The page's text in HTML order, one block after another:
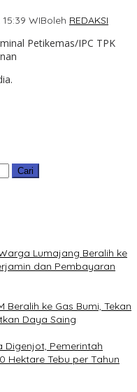
WIBoleh REDAKSI
Petikemas/IPC TPK
Lumajang Beralih ke
dan Pembayaran
Beralih ke Gas Bumi, Tekan
Daya Saing
Digenjot, Pemerintah
Hektare Tebu per Tahun